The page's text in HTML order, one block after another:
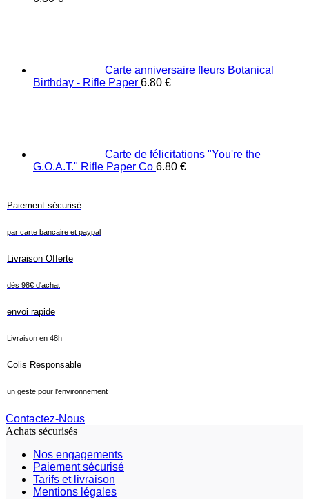
Carte anniversaire fleurs Botanical
Birthday - Rifle Paper 6.80 €
Carte de félicitations "You're the
G.O.A.T." Rifle Paper Co 6.80 €
Paiement sécurisé
par carte bancaire et paypal
Livraison Offerte
dès 98€ d'achat
envoi rapide
Livraison en 48h
Colis Responsable
un geste pour l'environnement
Contactez-Nous
Achats sécurisés
Nos engagements
Paiement sécurisé
Tarifs et livraison
Mentions légales